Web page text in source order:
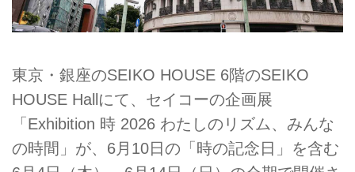
東京・銀座のSEIKO HOUSE 6階のSEIKO
HOUSE Hallにて、セイコーの企画展
「Exhibition 時 2026 わたしのリズム、みんな
の時間」が、6月10日の「時の記念日」を含む